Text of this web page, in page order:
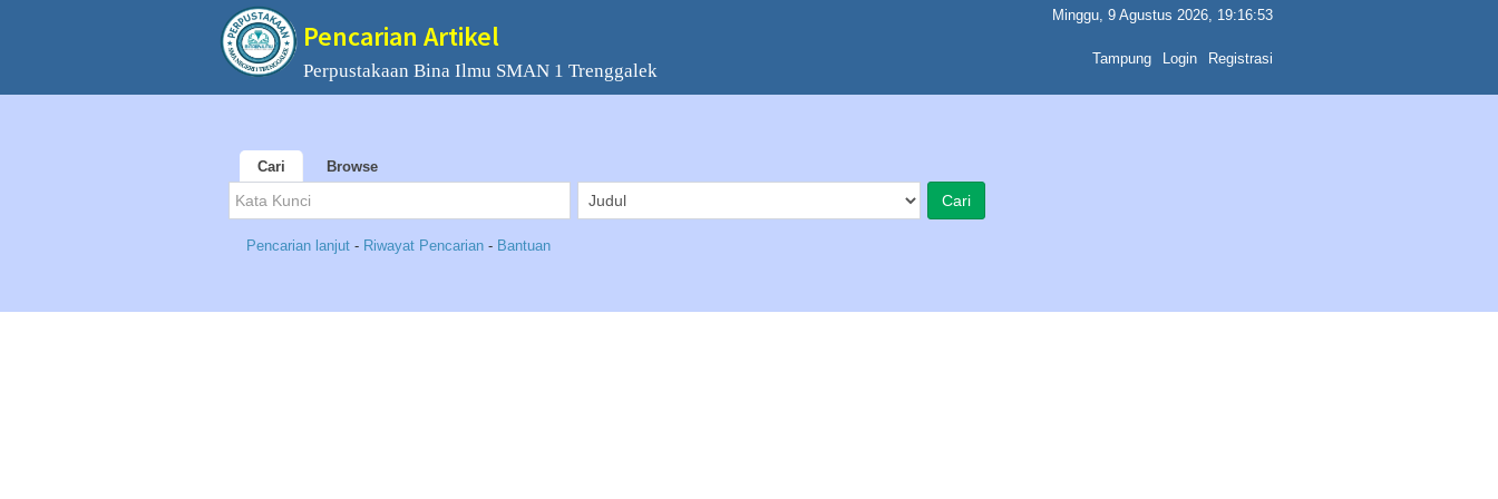
Pencarian Artikel
Perpustakaan Bina Ilmu SMAN 1 Trenggalek
Minggu, 9 Agustus 2026, 19:16:53
Tampung Login Registrasi
Cari Browse
Pencarian lanjut - Riwayat Pencarian - Bantuan